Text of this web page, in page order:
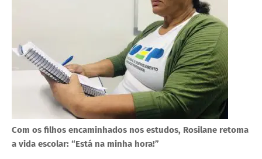
Com os filhos encaminhados nos estudos, Rosilane retoma
a vida escolar: “Está na minha hora!”